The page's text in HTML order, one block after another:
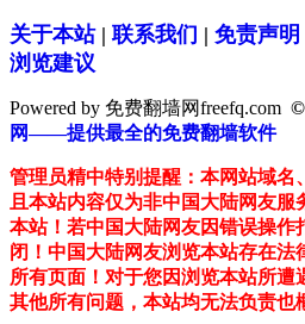
关于本站| 联系我们 | 免责声明
浏览建议
Powered by 免费翻墙网freefq.com ©
网——提供最全的免费翻墙软件
管理员精中特别提醒：本网站域名
且本站内容仅为非中国大陆网友服
本站！若中国大陆网友因错误操作
闭！中国大陆网友浏览本站存在法
所有页面！对于您因浏览本站所遭
其他所有问题，本站均无法负责也